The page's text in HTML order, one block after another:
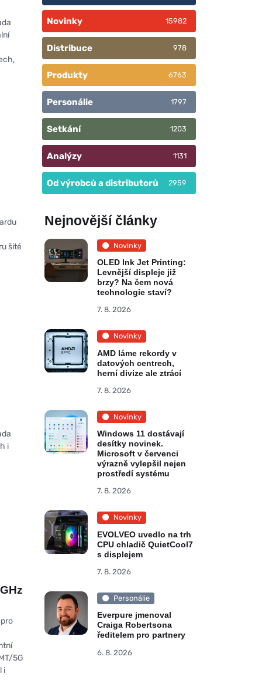
šité
i
5G
i
Novinky 15982
Distribuce 978
Produkty 6763
Personálie 1797
Setkání 1203
Analýzy 1131
Od výrobců a distributorů 2959
Nejnovější články
Novinky
OLED Ink Jet Printing:
Levnější displeje již
brzy? Na čem nová
technologie staví?
7. 8. 2026
Novinky
AMD láme rekordy v
datových centrech,
herní divize ale ztrácí
7. 8. 2026
Novinky
Windows 11 dostávají
desítky novinek.
Microsoft v červenci
výrazně vylepšil nejen
prostředí systému
7. 8. 2026
Novinky
EVOLVEO uvedlo na trh
CPU chladič QuietCool7
s displejem
7. 8. 2026
Personálie
Everpure jmenoval
Craiga Robertsona
ředitelem pro partnery
6. 8. 2026